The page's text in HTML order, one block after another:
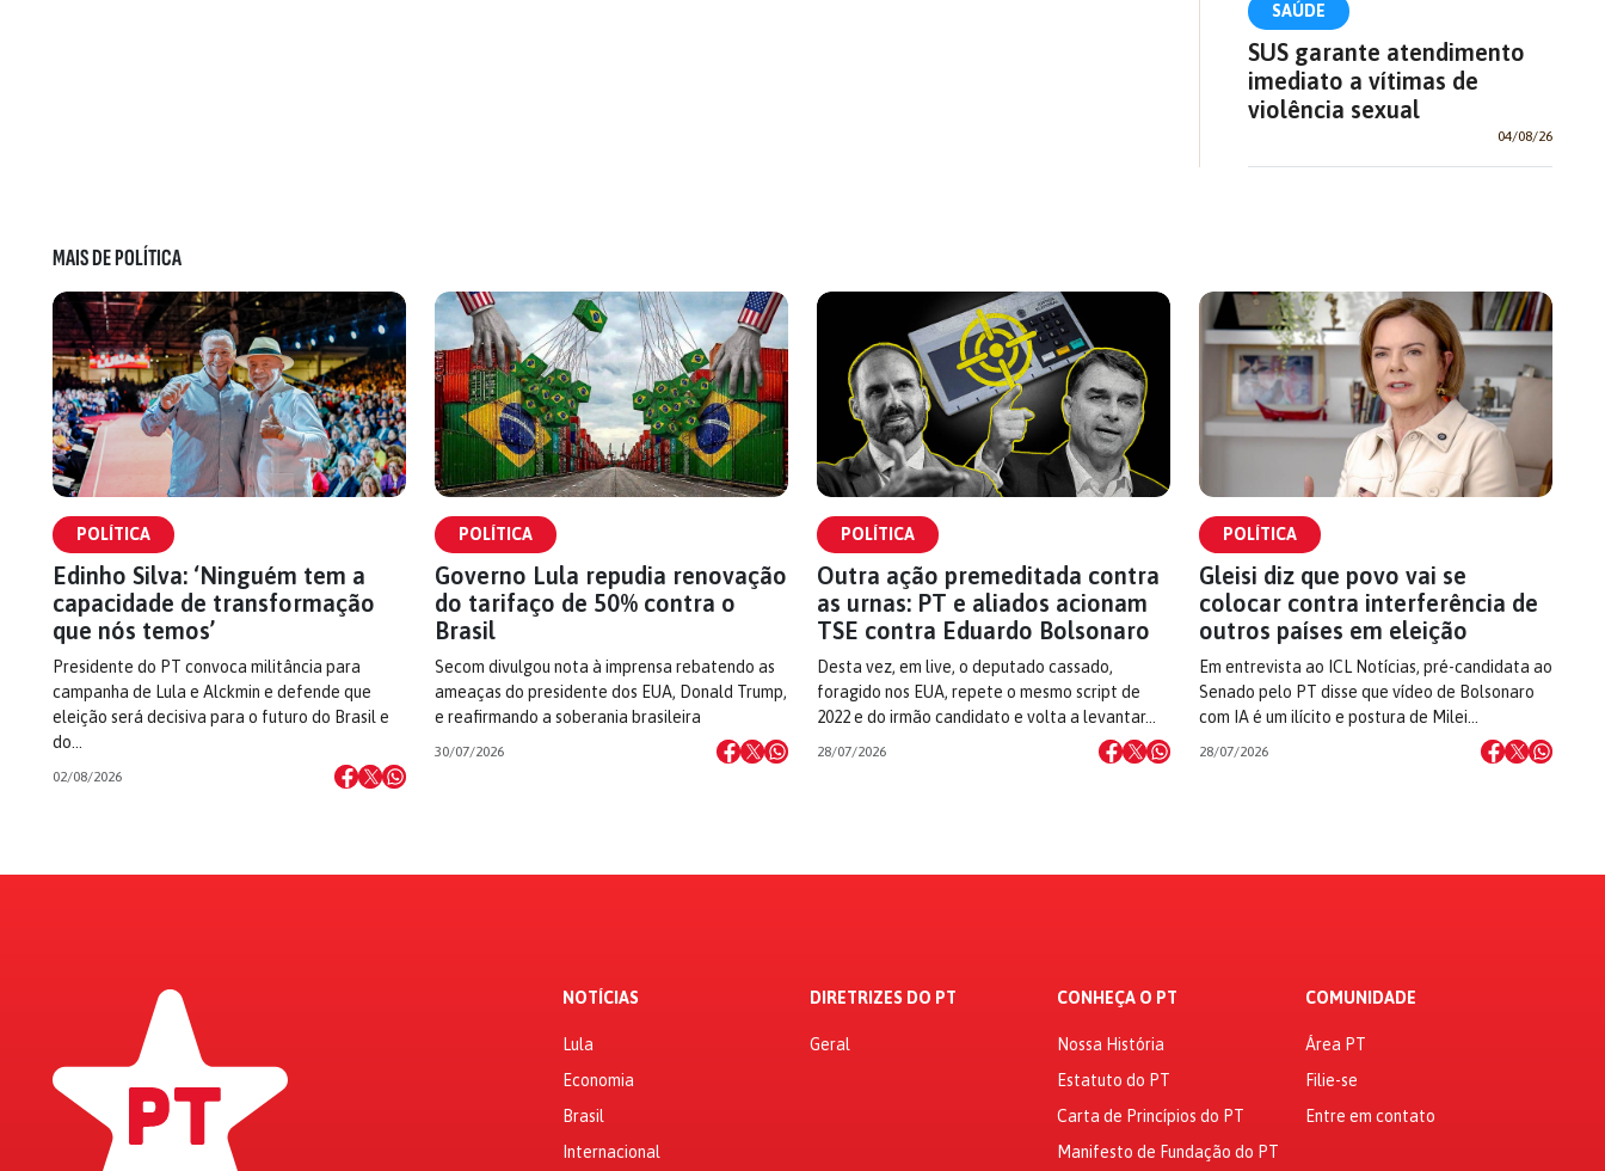
SAÚDE
SUS garante atendimento
imediato a vítimas de
violência sexual
04/08/26
MAIS DE POLÍTICA
POLÍTICA
Edinho Silva: ‘Ninguém tem a
capacidade de transformação
que nós temos’
Presidente do PT convoca militância para
campanha de Lula e Alckmin e defende que
eleição será decisiva para o futuro do Brasil e
do…
02/08/2026
POLÍTICA
Governo Lula repudia renovação
do tarifaço de 50% contra o
Brasil
Secom divulgou nota à imprensa rebatendo as
ameaças do presidente dos EUA, Donald Trump,
e reafirmando a soberania brasileira
30/07/2026
POLÍTICA
Outra ação premeditada contra
as urnas: PT e aliados acionam
TSE contra Eduardo Bolsonaro
Desta vez, em live, o deputado cassado,
foragido nos EUA, repete o mesmo script de
2022 e do irmão candidato e volta a levantar…
28/07/2026
POLÍTICA
Gleisi diz que povo vai se
colocar contra interferência de
outros países em eleição
Em entrevista ao ICL Notícias, pré-candidata ao
Senado pelo PT disse que vídeo de Bolsonaro
com IA é um ilícito e postura de Milei…
28/07/2026
NOTÍCIAS
Lula
Economia
Brasil
Internacional
DIRETRIZES DO PT
Geral
CONHEÇA O PT
Nossa História
Estatuto do PT
Carta de Princípios do PT
Manifesto de Fundação do PT
COMUNIDADE
Área PT
Filie-se
Entre em contato